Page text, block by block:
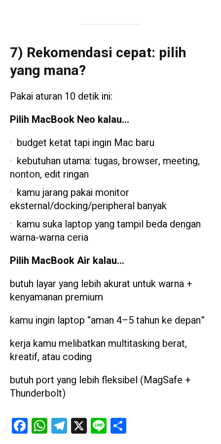
7) Rekomendasi cepat: pilih
yang mana?
Pakai aturan 10 detik ini:
Pilih MacBook Neo kalau…
budget ketat tapi ingin Mac baru
kebutuhan utama: tugas, browser, meeting,
nonton, edit ringan
kamu jarang pakai monitor
eksternal/docking/peripheral banyak
kamu suka laptop yang tampil beda dengan
warna-warna ceria
Pilih MacBook Air kalau…
butuh layar yang lebih akurat untuk warna +
kenyamanan premium
kamu ingin laptop “aman 4–5 tahun ke depan”
kerja kamu melibatkan multitasking berat,
kreatif, atau coding
butuh port yang lebih fleksibel (MagSafe +
Thunderbolt)
FacebookWhatsAppTelegram
X Line